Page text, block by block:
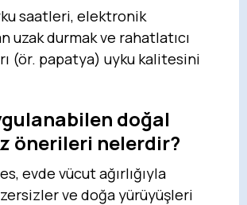
saatleri, elektronik
uzak durmak ve rahatlatıcı
(ör. papatya) uyku kalitesini
doğal
önerileri nelerdir?
evde vücut ağırlığıyla
ve doğa yürüyüşleri